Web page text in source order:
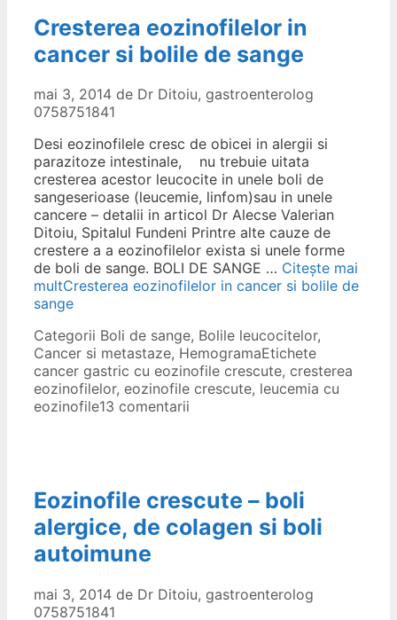
Cresterea eozinofilelor in
cancer si bolile de sange
mai 3, 2014 de Dr Ditoiu, gastroenterolog
0758751841
Desi eozinofilele cresc de obicei in alergii si
parazitoze intestinale, nu trebuie uitata
cresterea acestor leucocite in unele boli de
sangeserioase (leucemie, linfom)sau in unele
cancere – detalii in articol Dr Alecse Valerian
Ditoiu, Spitalul Fundeni Printre alte cauze de
crestere a a eozinofilelor exista si unele forme
de boli de sange. BOLI DE SANGE … Citește mai
multCresterea eozinofilelor in cancer si bolile de
sange
Categorii Boli de sange, Bolile leucocitelor,
Cancer si metastaze, HemogramaEtichete
cancer gastric cu eozinofile crescute, cresterea
eozinofilelor, eozinofile crescute, leucemia cu
eozinofile13 comentarii
Eozinofile crescute – boli
alergice, de colagen si boli
autoimune
mai 3, 2014 de Dr Ditoiu, gastroenterolog
0758751841